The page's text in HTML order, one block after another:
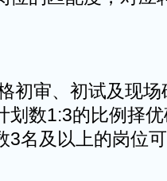
初审、初试及现
划数1:3的比例择
3名及以上的岗位